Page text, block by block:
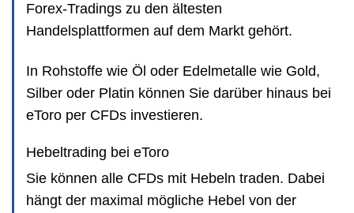
Forex-Tradings zu den ältesten
Handelsplattformen auf dem Markt gehört.
In Rohstoffe wie Öl oder Edelmetalle wie Gold,
Silber oder Platin können Sie darüber hinaus bei
eToro per CFDs investieren.
Hebeltrading bei eToro
Sie können alle CFDs mit Hebeln traden. Dabei
hängt der maximal mögliche Hebel von der